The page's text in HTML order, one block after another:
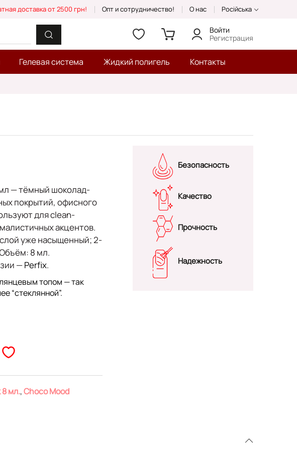
доставка от 2500 грн! Опт и сотрудничество! О нас Російська
Войти
Регистрация
Гелевая система Жидкий полигель Контакты
— тёмный шоколад-
покрытий, офисного
для clean-
акцентов.
слой уже насыщенный; 2-
8 мл.
—Perfix.
топом — так
“стеклянной”.
8 мл.,Choco Mood
Безопасность
Качество
Прочность
Надежность